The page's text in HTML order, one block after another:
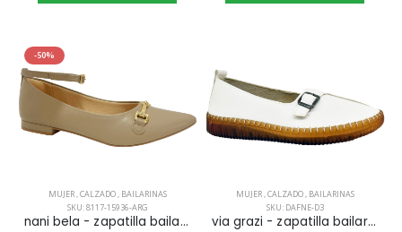
-50%
MUJER,CALZADO, BAILARINAS
SKU: 8117-15936-ARG
nani bela - zapatilla bailarina vestir para mujer
MUJER,CALZADO, BAILARINAS
SKU: DAFNE-D3
via grazi - zapatilla bailarinas dafne para mujer